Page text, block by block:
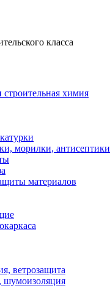
класса
химия
морилки, антисептики
материалов
ветрозащита
шумоизоляция